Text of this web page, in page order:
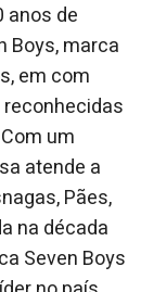
anos de
Boys, marca
em com
um
atende a
Pães,
na década
Seven Boys